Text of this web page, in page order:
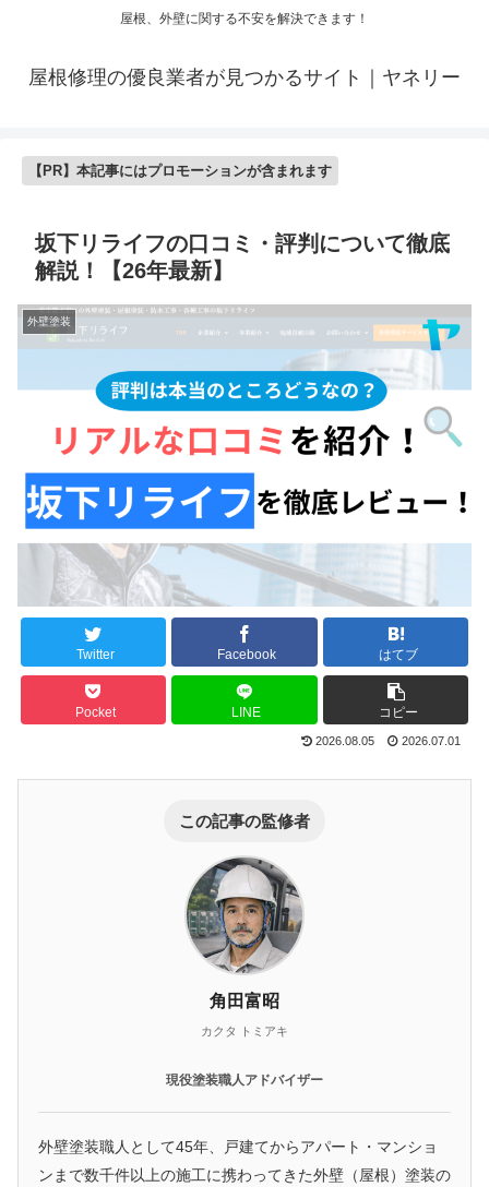
屋根、外壁に関する不安を解決できます！
屋根修理の優良業者が見つかるサイト｜ヤネリー
【PR】本記事にはプロモーションが含まれます
坂下リライフの口コミ・評判について徹底
解説！【26年最新】
外壁塗装
Twitter Facebook はてブ
Pocket LINE コピー
2026.08.05 2026.07.01
この記事の監修者
角田富昭
カクタ トミアキ
現役塗装職人アドバイザー
外壁塗装職人として45年、戸建てからアパート・マンショ
ンまで数千件以上の施工に携わってきた外壁（屋根）塗装の